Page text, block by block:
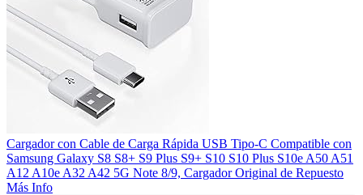
Cargador con Cable de Carga Rápida USB Tipo-C Compatible con
Samsung Galaxy S8 S8+ S9 Plus S9+ S10 S10 Plus S10e A50 A51
A12 A10e A32 A42 5G Note 8/9, Cargador Original de Repuesto
Más Info